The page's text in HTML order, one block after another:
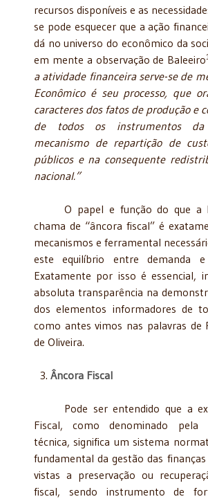
recursos disponíveis e as
se pode esquecer que a ação
dá no universo do econômico da
em mente a observação de Baleeiro
a atividade financeira serve-se de
Econômico é seu processo, que
caracteres dos fatos de produção e
de todos os instrumentos da
mecanismo de repartição de
públicos e na consequente
nacional.”
O papel e função do que a
chama de “âncora fiscal” é
mecanismos e ferramental
este equilíbrio entre demanda e
Exatamente por isso é essencial,
absoluta transparência na
dos elementos informadores de
como antes vimos nas palavras de
de Oliveira.
Âncora Fiscal
Pode ser entendido que a
Fiscal, como denominado pela
técnica, significa um sistema
fundamental da gestão das
vistas a preservação ou
fiscal, sendo instrumento de